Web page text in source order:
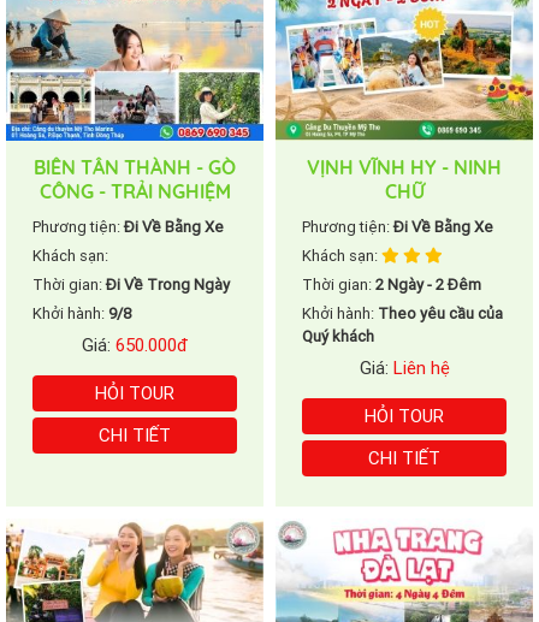
BIỂN TÂN THÀNH - GÒ
CÔNG - TRẢI NGHIỆM
CÀO NGHÊU - VƯỜN
TÁO
Phương tiện:Đi Về Bằng Xe
Khách sạn:
Thời gian:Đi Về Trong Ngày
Khởi hành: 9/8
Giá: 650.000đ
HỎI TOUR
CHI TIẾT
VỊNH VĨNH HY - NINH
CHỮ
Phương tiện:Đi Về Bằng Xe
Khách sạn:
Thời gian: 2 Ngày - 2 Đêm
Khởi hành: Theo yêu cầu của
Quý khách
Giá: Liên hệ
HỎI TOUR
CHI TIẾT